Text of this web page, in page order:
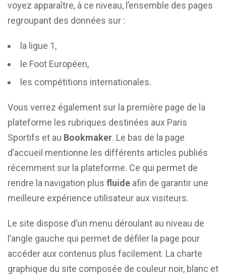
voyez apparaître, à ce niveau, l’ensemble des pages
regroupant des données sur :
la ligue 1,
le Foot Européen,
les compétitions internationales.
Vous verrez également sur la première page de la
plateforme les rubriques destinées aux Paris
Sportifs et au Bookmaker. Le bas de la page
d’accueil mentionne les différents articles publiés
récemment sur la plateforme. Ce qui permet de
rendre la navigation plus fluide afin de garantir une
meilleure expérience utilisateur aux visiteurs.
Le site dispose d’un menu déroulant au niveau de
l’angle gauche qui permet de défiler la page pour
accéder aux contenus plus facilement. La charte
graphique du site composée de couleur noir, blanc et